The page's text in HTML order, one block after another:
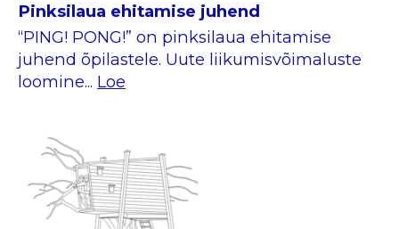
Pinksilaua ehitamise juhend
“PING! PONG!” on pinksilaua ehitamise
juhend õpilastele. Uute liikumisvõimaluste
loomine... Loe